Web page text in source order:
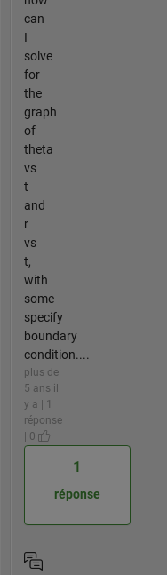
can
I
solve
for
the
graph
of
theta
vs
t
and
r
vs
t,
with
some
specify
boundary
condition....
plus de
5 ans il
y a | 1
réponse
| 0
1
réponse